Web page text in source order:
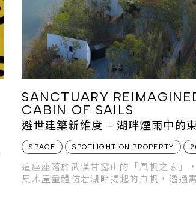
SANCTUARY
CABIN OF SAILS
避世建築新維度 - 湖畔煙雨中的
SPACE SPOTLIGHT ON PROPERTY
這座座落於武漢甘露山的「風帆之家」
尺木屋量體仿若湖畔揚起的白帆，透過